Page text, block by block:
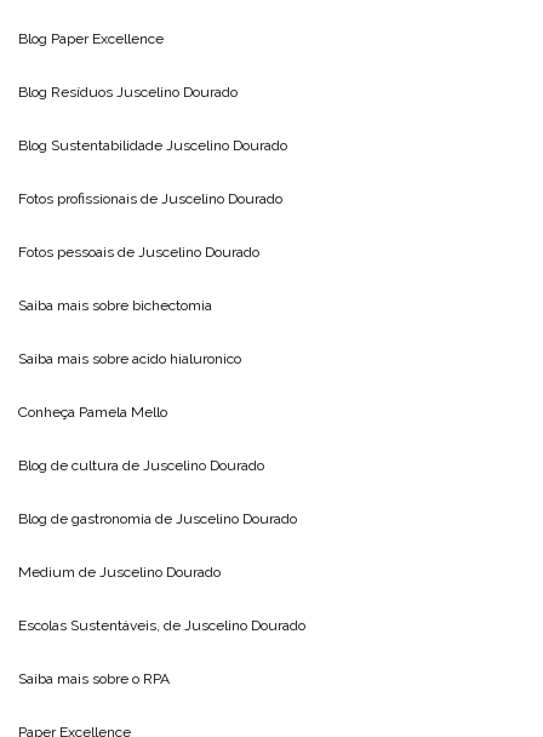
Blog Paper Excellence
Blog Resíduos Juscelino Dourado
Blog Sustentabilidade Juscelino Dourado
Fotos profissionais de Juscelino Dourado
Fotos pessoais de Juscelino Dourado
Saiba mais sobre bichectomia
Saiba mais sobre acido hialuronico
Conheça Pamela Mello
Blog de cultura de Juscelino Dourado
Blog de gastronomia de Juscelino Dourado
Medium de Juscelino Dourado
Escolas Sustentáveis, de Juscelino Dourado
Saiba mais sobre o RPA
Paper Excellence